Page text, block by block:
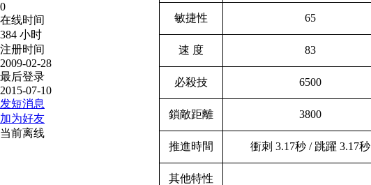
0
在线时间
384 小时
注册时间
2009-02-28
最后登录
2015-07-10
发短消息
加为好友
当前离线
敏捷性 65
速 度 83
必殺技 6500
鎖敵距離 3800
推進時間 衝刺 3.17秒 / 跳躍 3.17秒
其他特性